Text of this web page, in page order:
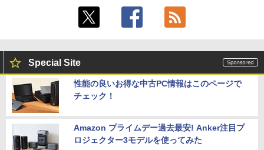
Special Site
性能の良いお得な中古PC情報はこのページで
チェック！
Amazon プライムデー過去最安! Anker注目プ
ロジェクター3モデルを使ってみた